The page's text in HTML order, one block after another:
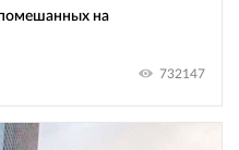
на
732147